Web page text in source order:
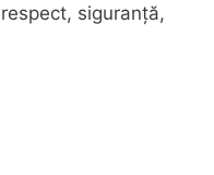
siguranță,